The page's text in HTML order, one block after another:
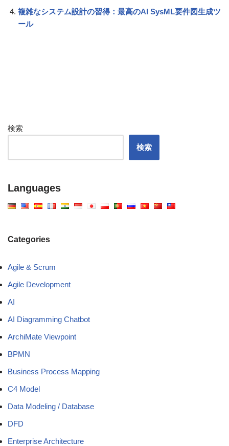
複雑なシステム設計の習得：最高のAI SysML要件図生成ツ
ール
検索
検索
Languages
Categories
Agile & Scrum
Agile Development
AI
AI Diagramming Chatbot
ArchiMate Viewpoint
BPMN
Business Process Mapping
C4 Model
Data Modeling / Database
DFD
Enterprise Architecture